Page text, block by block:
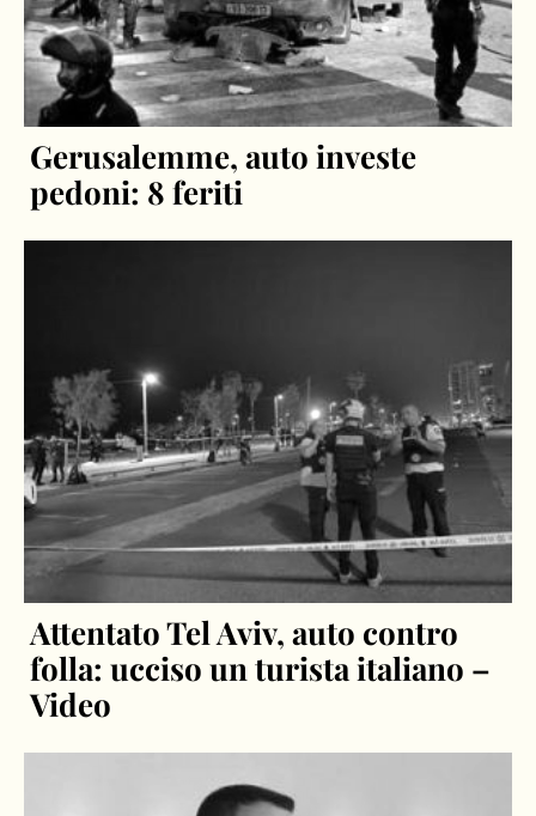
Gerusalemme, auto investe
pedoni: 8 feriti
Attentato Tel Aviv, auto contro
folla: ucciso un turista italiano –
Video